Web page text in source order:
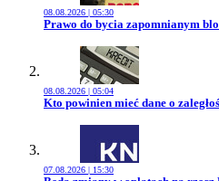
08.08.2026 | 05:30
Przejdź do artykułu:
Prawo do bycia zapomnianym
08.08.2026 | 05:04
Przejdź do artykułu:
Kto powinien mieć dane o
07.08.2026 | 15:30